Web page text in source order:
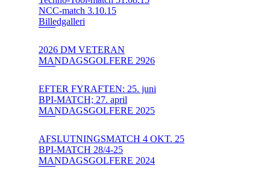
NCC-match 3.10.15
Billedgalleri
2026 DM VETERAN
MANDAGSGOLFERE 2926
EFTER FYRAFTEN: 25. juni
BPI-MATCH; 27. april
MANDAGSGOLFERE 2025
AFSLUTNINGSMATCH 4 OKT. 25
BPI-MATCH 28/4-25
MANDAGSGOLFERE 2024